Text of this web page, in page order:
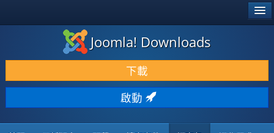
下載 & 擴充
發現 & 學習
社群 & 支援
Joomla! Downloads
下載
啟動